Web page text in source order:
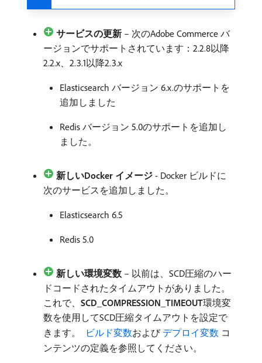
サービスの更新 – 次のAdobe Commerce バ
ージョンでサポートされています：2.2.8以降
2.2.x、2.3.1以降2.3.x
Elasticsearch バージョン 6.x.のサポートを
追加しました
Redis バージョン 5.0のサポートを追加し
ました。
新しいDocker イメージ - Docker ビルドに
次のサービスを追加しました。
Elasticsearch 6.5
Redis 5.0
新しい環境変数 – 以前は、SCD圧縮のハー
ドコードされたタイムアウトがありました。
これで、 SCD_COMPRESSION_TIMEOUT​環境変
数を使用してSCD圧縮タイムアウトを設定で
きます。
​ ビルド変数および​ デプロイ変数 コ
ンテンツの定義を参照してください。